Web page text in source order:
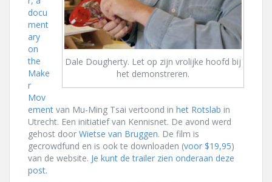
Dale Dougherty. Let op zijn vrolijke hoofd bij
het demonstreren.
docu
ment
ary
on
the
Make
r
Mov
ement van Mu-Ming Tsai vertoond in het Rotslab in
Utrecht. Een initiatief van Kennisnet. De avond werd
gehost door Wietse van Bruggen. De film is
gecrowdfund en is ook te downloaden (voor $19,95)
van de website. Je kunt de trailer zien onderaan deze
post.